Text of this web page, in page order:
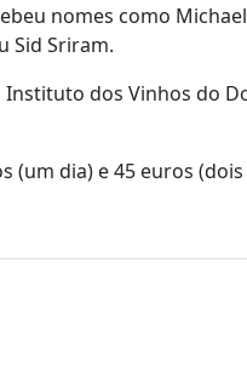
nomes como
Sid Sriram.
dos Vinhos do
(um dia) e 45 euros (dois